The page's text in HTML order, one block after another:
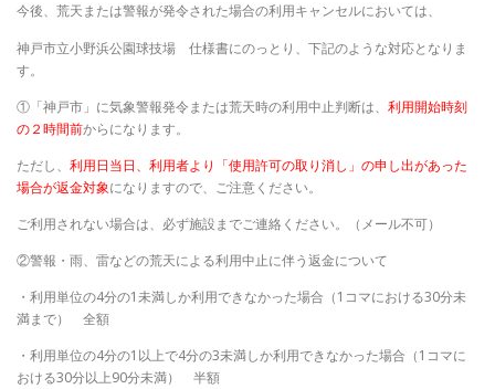
今後、荒天または警報が発令された場合の利用キャンセルにおいては、
神戸市立小野浜公園球技場 仕様書にのっとり、下記のような対応となりま
す。
①「神戸市」に気象警報発令または荒天時の利用中止判断は、 利用開始時刻
の２時間前からになります。
ただし、 利用日当日、利用者より「使用許可の取り消し」の申し出があった
場合が返金対象になりますので、ご注意ください。
ご利用されない場合は、必ず施設までご連絡ください。（メール不可）
②警報・雨、雷などの荒天による利用中止に伴う返金について
・利用単位の4分の1未満しか利用できなかった場合（1コマにおける30分未
満まで） 全額
・利用単位の4分の1以上で4分の3未満しか利用できなかった場合（1コマに
おける30分以上90分未満） 半額